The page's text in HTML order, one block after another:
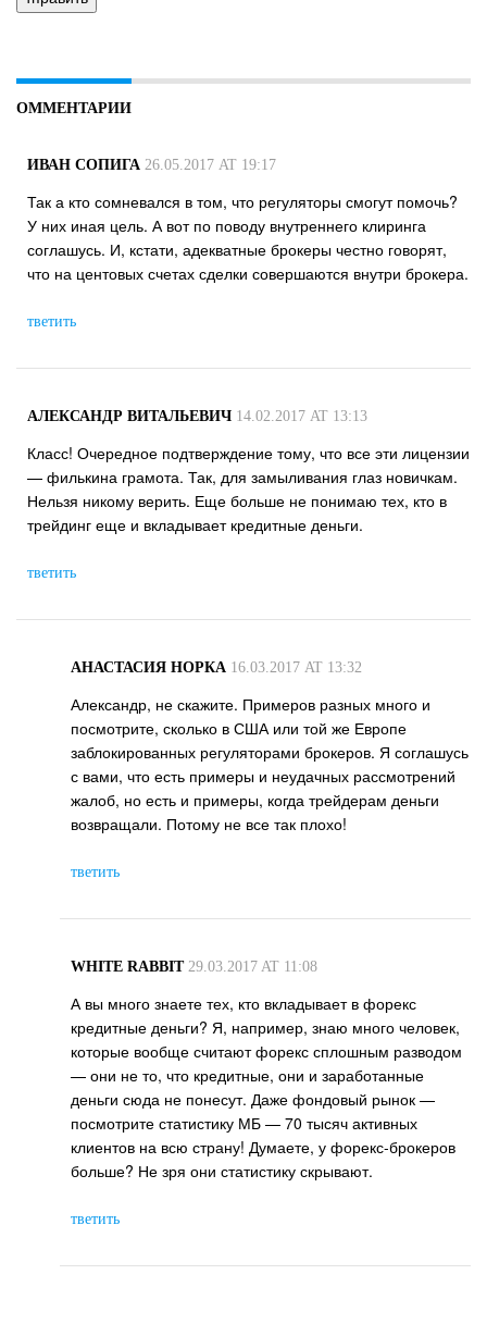
ОММЕНТАРИИ
ИВАН СОПИГА 26.05.2017 AT 19:17
Так а кто сомневался в том, что регуляторы смогут помочь?
У них иная цель. А вот по поводу внутреннего клиринга
соглашусь. И, кстати, адекватные брокеры честно говорят,
что на центовых счетах сделки совершаются внутри брокера.
тветить
АЛЕКСАНДР ВИТАЛЬЕВИЧ 14.02.2017 AT 13:13
Класс! Очередное подтверждение тому, что все эти лицензии
— филькина грамота. Так, для замыливания глаз новичкам.
Нельзя никому верить. Еще больше не понимаю тех, кто в
трейдинг еще и вкладывает кредитные деньги.
тветить
АНАСТАСИЯ НОРКА 16.03.2017 AT 13:32
Александр, не скажите. Примеров разных много и
посмотрите, сколько в США или той же Европе
заблокированных регуляторами брокеров. Я соглашусь
с вами, что есть примеры и неудачных рассмотрений
жалоб, но есть и примеры, когда трейдерам деньги
возвращали. Потому не все так плохо!
тветить
WHITE RABBIT 29.03.2017 AT 11:08
А вы много знаете тех, кто вкладывает в форекс
кредитные деньги? Я, например, знаю много человек,
которые вообще считают форекс сплошным разводом
— они не то, что кредитные, они и заработанные
деньги сюда не понесут. Даже фондовый рынок —
посмотрите статистику МБ — 70 тысяч активных
клиентов на всю страну! Думаете, у форекс-брокеров
больше? Не зря они статистику скрывают.
тветить